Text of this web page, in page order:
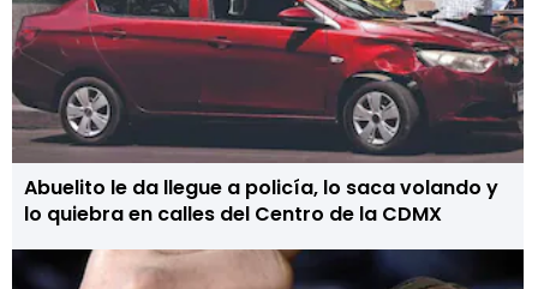
Abuelito le da llegue a policía, lo saca volando y
lo quiebra en calles del Centro de la CDMX